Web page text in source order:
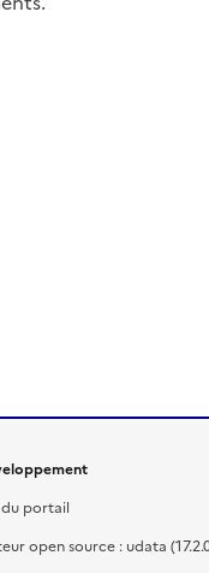
portail
open source : udata